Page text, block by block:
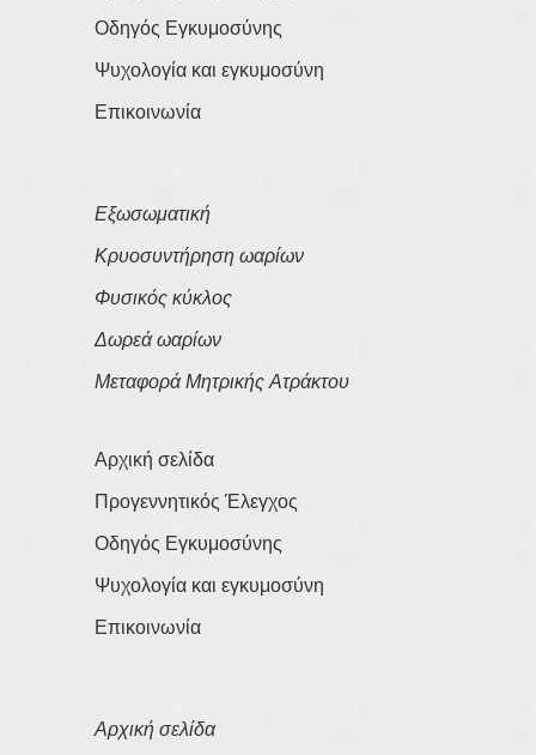
Οδηγός Εγκυμοσύνης
Ψυχολογία και εγκυμοσύνη
Επικοινωνία
Εξωσωματική
Κρυοσυντήρηση ωαρίων
Φυσικός κύκλος
Δωρεά ωαρίων
Μεταφορά Μητρικής Ατράκτου
Αρχική σελίδα
Προγεννητικός Έλεγχος
Οδηγός Εγκυμοσύνης
Ψυχολογία και εγκυμοσύνη
Επικοινωνία
Αρχική σελίδα